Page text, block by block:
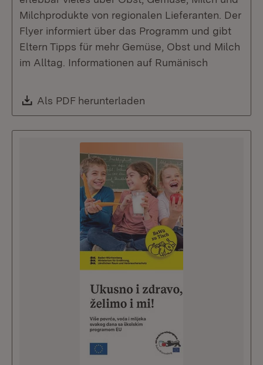
Milchprodukte von regionalen Lieferanten. Der
Flyer informiert über das Programm und gibt
Eltern Tipps für mehr Gemüse, Obst und Milch
im Alltag. Informationen auf Rumänisch
Download:
Als PDF herunterladen